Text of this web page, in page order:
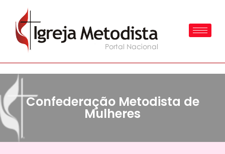
Confederação Metodista de
Mulheres